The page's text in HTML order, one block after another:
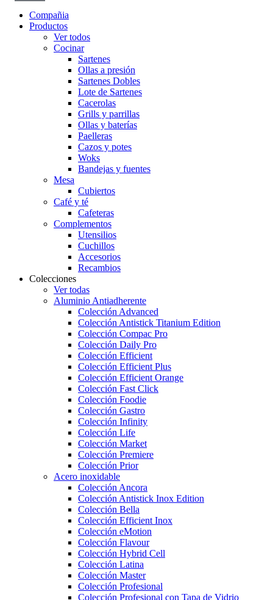
Compañia
Productos
Ver todos
Cocinar
Sartenes
Ollas a presión
Sartenes Dobles
Lote de Sartenes
Cacerolas
Grills y parrillas
Ollas y baterías
Paelleras
Cazos y potes
Woks
Bandejas y fuentes
Mesa
Cubiertos
Café y té
Cafeteras
Complementos
Utensilios
Cuchillos
Accesorios
Recambios
Colecciones
Ver todas
Aluminio Antiadherente
Colección Advanced
Colección Antistick Titanium Edition
Colección Compac Pro
Colección Daily Pro
Colección Efficient
Colección Efficient Plus
Colección Efficient Orange
Colección Fast Click
Colección Foodie
Colección Gastro
Colección Infinity
Colección Life
Colección Market
Colección Premiere
Colección Prior
Acero inoxidable
Colección Ancora
Colección Antistick Inox Edition
Colección Bella
Colección Efficient Inox
Colección eMotion
Colección Flavour
Colección Hybrid Cell
Colección Latina
Colección Master
Colección Profesional
Colección Profesional con Tapa de Vidrio